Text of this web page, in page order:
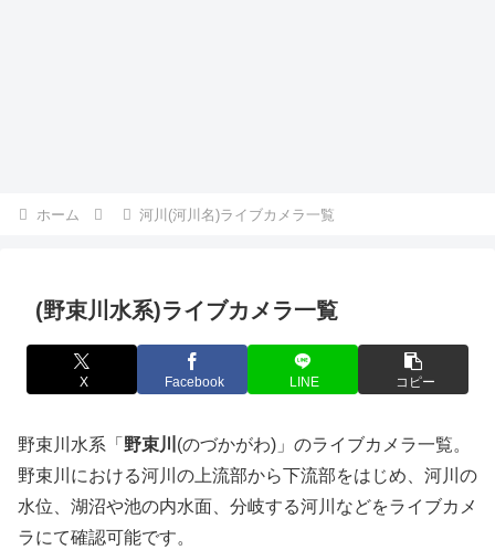
ホーム 河川(河川名)ライブカメラ一覧
(野束川水系)ライブカメラ一覧
X Facebook LINE コピー
野束川水系「 野束川 (のづかがわ)」のライブカメラ一覧。
野束川における河川の上流部から下流部をはじめ、河川の
水位、湖沼や池の内水面、分岐する河川などをライブカメ
ラにて確認可能です。